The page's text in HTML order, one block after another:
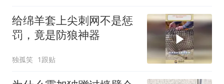
给绵羊套上尖刺网不是惩
罚，竟是防狼神器
独孤笑 1跟贴